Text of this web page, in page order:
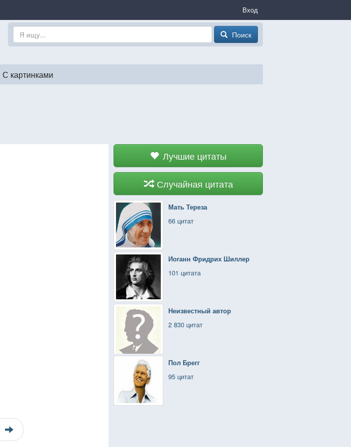
Вход
Поиск
С картинками
Лучшие цитаты
Случайная цитата
Мать Тереза
66 цитат
Иоганн Фридрих Шиллер
101 цитата
Неизвестный автор
2 830 цитат
Пол Брегг
95 цитат